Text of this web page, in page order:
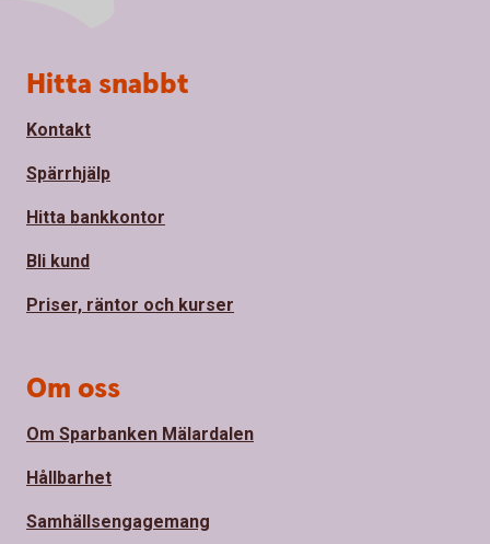
Sidfot
Hitta snabbt
Kontakt
Spärrhjälp
Hitta bankkontor
Bli kund
Priser, räntor och kurser
Om oss
Om Sparbanken Mälardalen
Hållbarhet
Samhällsengagemang